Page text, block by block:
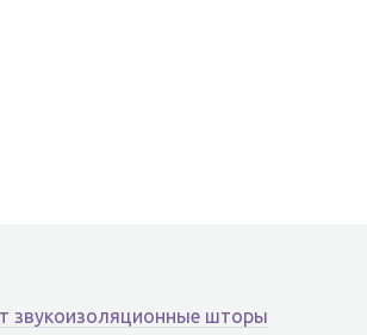
звукоизоляционные шторы